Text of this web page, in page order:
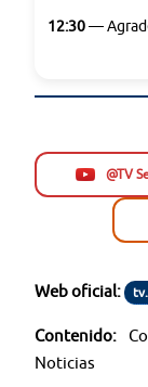
12:30—
@TV
Web oficial:
Contenido:
Noticias